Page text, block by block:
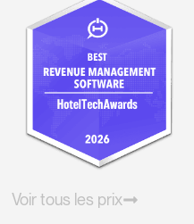
Voir tous les prix